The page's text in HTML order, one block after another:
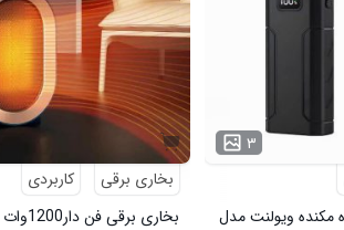
۳
ویولنت مدل
بخاری برقی
کاربردی
بخاری برقی فن دار1200وات چند رنگ